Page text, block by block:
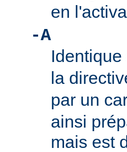
en
-A
la
par un
ainsi
mais est